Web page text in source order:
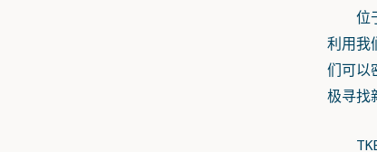
位于
利用我
们可以
极寻找
TKE